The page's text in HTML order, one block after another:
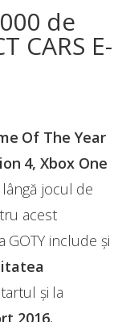
de
CARS E-
Of The Year
4, Xbox One
jocul de
acest
include și
și la
2016.